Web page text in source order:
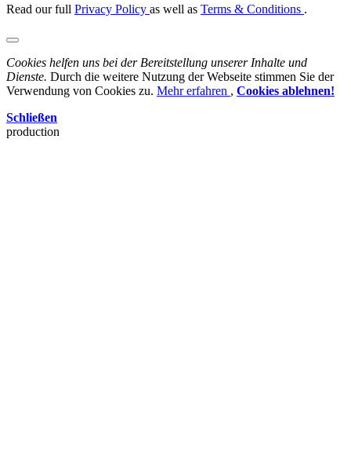
Read our full Privacy Policy as well as Terms & Conditions .
Cookies helfen uns bei der Bereitstellung unserer Inhalte und
Dienste. Durch die weitere Nutzung der Webseite stimmen Sie der
Verwendung von Cookies zu. Mehr erfahren , Cookies ablehnen!
Schließen
production